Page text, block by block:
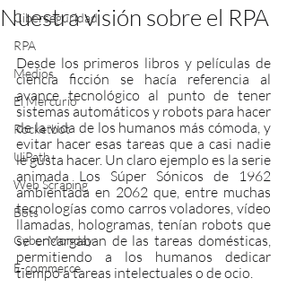
Ciberseguridad
RPA
Medios
El Mercurio
Rocketbot
UiPath
Web Scraping
Bots
CyberMonday
E-commerce
Nuestra visión sobre el RPA
Desde los primeros libros y películas de
ciencia ficción se hacía referencia al
avance tecnológico al punto de tener
sistemas automáticos y robots para hacer
de la vida de los humanos más cómoda, y
evitar hacer esas tareas que a casi nadie
le gusta hacer. Un claro ejemplo es la serie
animada Los Súper Sónicos de 1962
ambientada en 2062 que, entre muchas
tecnologías como carros voladores, vídeo
llamadas, hologramas, tenían robots que
se encargaban de las tareas domésticas,
permitiendo a los humanos dedicar
tiempo a tareas intelectuales o de ocio.